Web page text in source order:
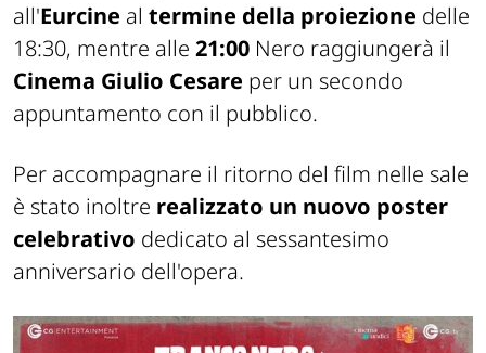
all'Eurcine al termine della proiezione delle
18:30, mentre alle 21:00 Nero raggiungerà il
Cinema Giulio Cesare per un secondo
appuntamento con il pubblico.
Per accompagnare il ritorno del film nelle sale
è stato inoltre realizzato un nuovo poster
celebrativo dedicato al sessantesimo
anniversario dell'opera.